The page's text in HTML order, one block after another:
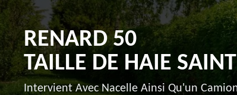
RENARD 50
TAILLE DE HAIE
Intervient Avec Nacelle Ainsi Qu'un